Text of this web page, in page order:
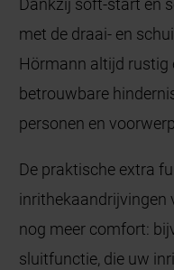
Dankzij soft-start en
met de draai- en
Hörmann altijd rustig
betrouwbare
personen en
De praktische extra
inrithekaandrijvingen
nog meer comfort:
sluitfunctie, die uw